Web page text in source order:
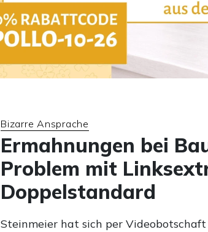
Bizarre Ansprache
Ermahnungen bei
Problem mit
Doppelstandard
Steinmeier hat sich per Videobotschaft